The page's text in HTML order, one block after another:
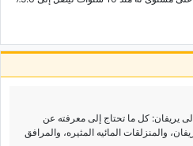
یریفان: کل ما تحتاج إلى معرفته عن
والمنزلقات المائیه المثیره، والمرافق